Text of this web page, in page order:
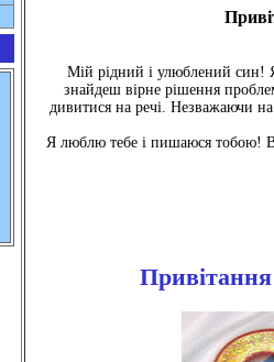
Мій рідний і улюблений син!
знайдеш вірне рішення
дивитися на речі. Незважаючи
Я люблю тебе і пишаюся тобою!